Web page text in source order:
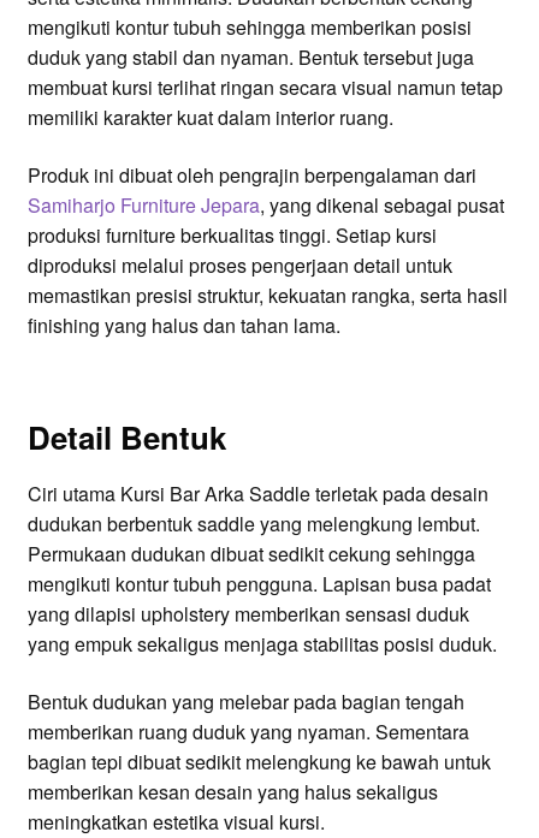
mengikuti kontur tubuh sehingga memberikan posisi
duduk yang stabil dan nyaman. Bentuk tersebut juga
membuat kursi terlihat ringan secara visual namun tetap
memiliki karakter kuat dalam interior ruang.
Produk ini dibuat oleh pengrajin berpengalaman dari
Samiharjo Furniture Jepara, yang dikenal sebagai pusat
produksi furniture berkualitas tinggi. Setiap kursi
diproduksi melalui proses pengerjaan detail untuk
memastikan presisi struktur, kekuatan rangka, serta hasil
finishing yang halus dan tahan lama.
Detail Bentuk
Ciri utama Kursi Bar Arka Saddle terletak pada desain
dudukan berbentuk saddle yang melengkung lembut.
Permukaan dudukan dibuat sedikit cekung sehingga
mengikuti kontur tubuh pengguna. Lapisan busa padat
yang dilapisi upholstery memberikan sensasi duduk
yang empuk sekaligus menjaga stabilitas posisi duduk.
Bentuk dudukan yang melebar pada bagian tengah
memberikan ruang duduk yang nyaman. Sementara
bagian tepi dibuat sedikit melengkung ke bawah untuk
memberikan kesan desain yang halus sekaligus
meningkatkan estetika visual kursi.